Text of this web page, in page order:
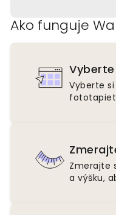
Ako funguje
Vyberte
Zmerajte
a výšku,